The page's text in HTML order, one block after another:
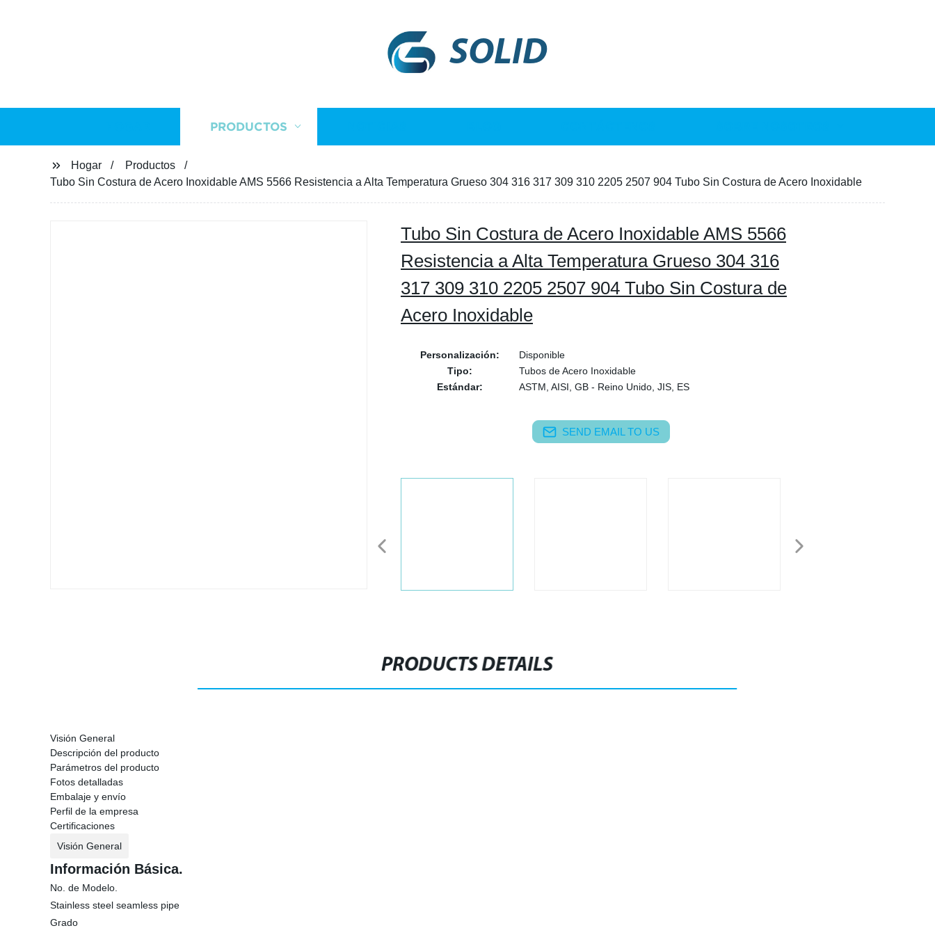
SOLID
PRODUCTOS
Hogar
Productos
Tubo Sin Costura de Acero Inoxidable AMS 5566 Resistencia a Alta Temperatura Grueso 304 316 317 309 310 2205 2507 904 Tubo Sin Costura de Acero Inoxidable
Tubo Sin Costura de Acero Inoxidable AMS 5566
Resistencia a Alta Temperatura Grueso 304 316
317 309 310 2205 2507 904 Tubo Sin Costura de
Acero Inoxidable
Personalización:
Disponible
Tipo:
Tubos de Acero Inoxidable
Estándar:
ASTM, AISI, GB - Reino Unido, JIS, ES
SEND EMAIL TO US
PRODUCTS DETAILS
Visión General
Descripción del producto
Parámetros del producto
Fotos detalladas
Embalaje y envío
Perfil de la empresa
Certificaciones
Visión General
Información Básica.
No. de Modelo.
Stainless steel seamless pipe
Grado